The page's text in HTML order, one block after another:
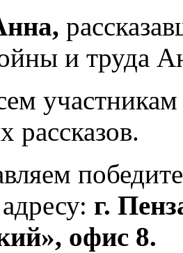
и труда
рассказов.
г.
офис 8.